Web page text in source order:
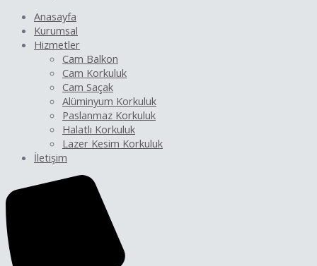
Anasayfa
Kurumsal
Hizmetler
Cam Balkon
Cam Korkuluk
Cam Saçak
Alüminyum Korkuluk
Paslanmaz Korkuluk
Halatlı Korkuluk
Lazer Kesim Korkuluk
İletişim